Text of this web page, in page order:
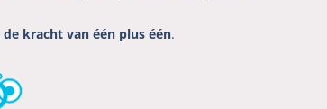
de kracht van één plus één.